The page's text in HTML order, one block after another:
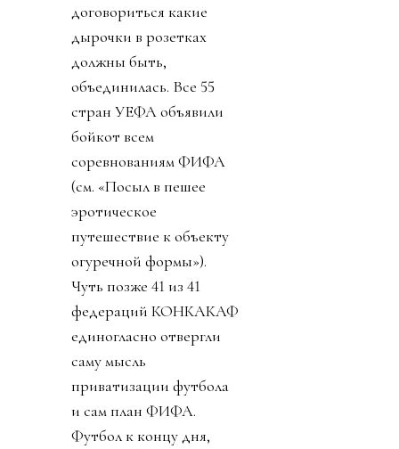
договориться какие
дырочки в розетках
должны быть,
объединилась. Все 55
стран УЕФА объявили
бойкот всем
соревнованиям ФИФА
(см. «Посыл в пешее
эротическое
путешествие к объекту
огуречной формы»).
Чуть позже 41 из 41
федераций КОНКАКАФ
единогласно отвергли
саму мысль
приватизации футбола
и сам план ФИФА.
Футбол к концу дня,